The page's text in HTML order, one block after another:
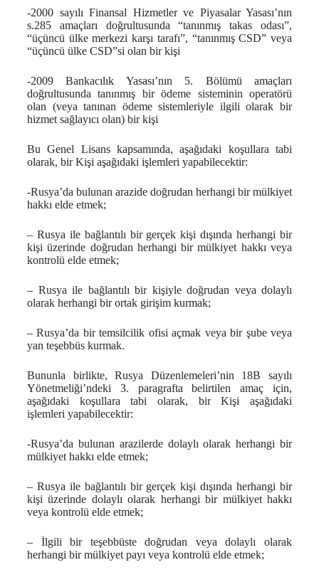
-2000 sayılı Finansal Hizmetler ve Piyasalar Yasası’nın
s.285 amaçları doğrultusunda “tanınmış takas odası”,
“üçüncü ülke merkezi karşı tarafı”, “tanınmış CSD” veya
“üçüncü ülke CSD”si olan bir kişi
-2009 Bankacılık Yasası’nın 5. Bölümü amaçları
doğrultusunda tanınmış bir ödeme sisteminin operatörü
olan (veya tanınan ödeme sistemleriyle ilgili olarak bir
hizmet sağlayıcı olan) bir kişi
Bu Genel Lisans kapsamında, aşağıdaki koşullara tabi
olarak, bir Kişi aşağıdaki işlemleri yapabilecektir:
-Rusya’da bulunan arazide doğrudan herhangi bir mülkiyet
hakkı elde etmek;
– Rusya ile bağlantılı bir gerçek kişi dışında herhangi bir
kişi üzerinde doğrudan herhangi bir mülkiyet hakkı veya
kontrolü elde etmek;
– Rusya ile bağlantılı bir kişiyle doğrudan veya dolaylı
olarak herhangi bir ortak girişim kurmak;
– Rusya’da bir temsilcilik ofisi açmak veya bir şube veya
yan teşebbüs kurmak.
Bununla birlikte, Rusya Düzenlemeleri’nin 18B sayılı
Yönetmeliği’ndeki 3. paragrafta belirtilen amaç için,
aşağıdaki koşullara tabi olarak, bir Kişi aşağıdaki
işlemleri yapabilecektir:
-Rusya’da bulunan arazilerde dolaylı olarak herhangi bir
mülkiyet hakkı elde etmek;
– Rusya ile bağlantılı bir gerçek kişi dışında herhangi bir
kişi üzerinde dolaylı olarak herhangi bir mülkiyet hakkı
veya kontrolü elde etmek;
– İlgili bir teşebbüste doğrudan veya dolaylı olarak
herhangi bir mülkiyet payı veya kontrolü elde etmek;